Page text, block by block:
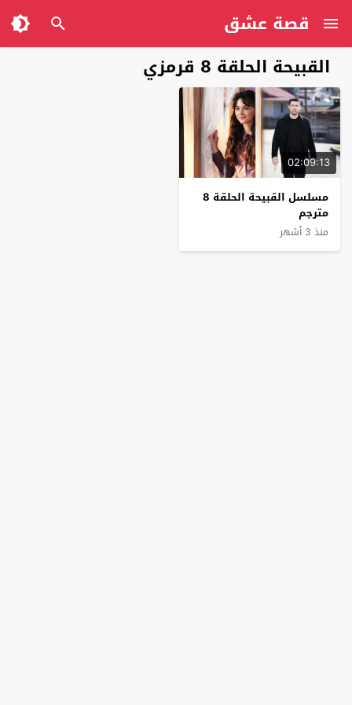
قصة عشق
القبيحة الحلقة 8 قرمزي
02:09:13
مسلسل القبيحة الحلقة 8
مترجم
منذ 3 أشهر